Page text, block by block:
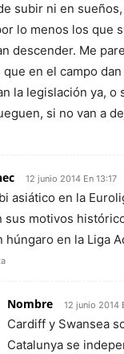
subir ni en
lo menos los que
descender. Me
en el campo
la legislación ya, o
si no van a
12 junio 2014 En 13:17
asiático en la
sus motivos
húngaro en la Liga
Nombre 12 junio 2014
Cardiff y Swansea
Catalunya se